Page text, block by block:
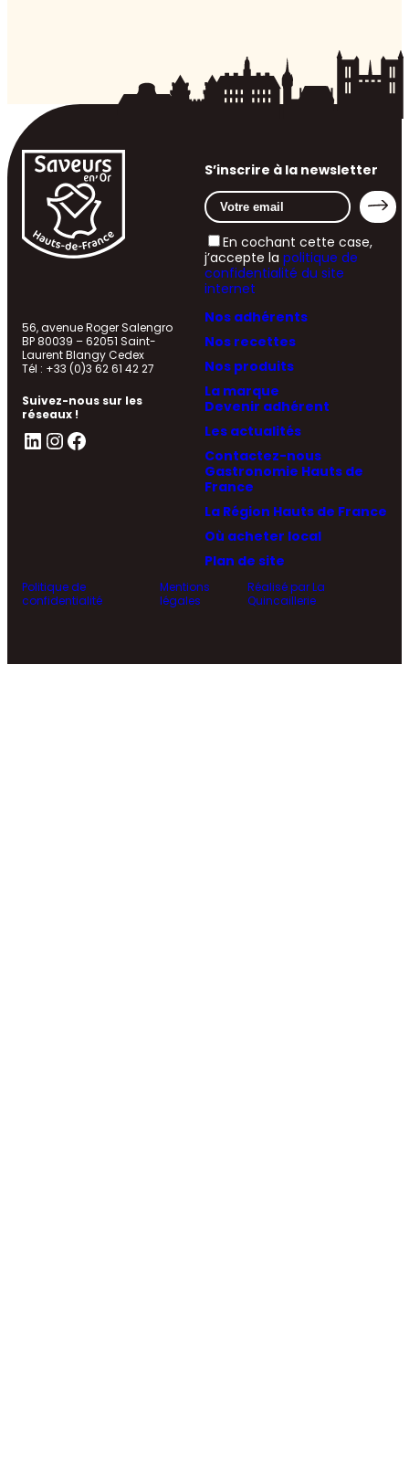
Nos adhérents
Nos recettes
Nos produits
La marque
Devenir adhérent
Les actualités
Contactez-nous
Gastronomie Hauts de
France
La Région Hauts de France
Où acheter local
Plan de site
56, avenue Roger Salengro
BP 80039 – 62051 Saint-
Laurent Blangy Cedex
Tél : +33 (0)3 62 61 42 27
Suivez-nous sur les
réseaux !
LinkedIn InstagramFacebook
S’inscrire à la newsletter
En cochant cette case,
j’accepte la politique de
confidentialité du site
internet
Politique de
confidentialité
Mentions
légales
Réalisé par La
Quincaillerie